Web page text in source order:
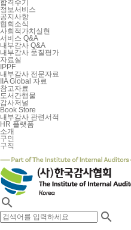
합격수기
정보서비스
공지사항
협회소식
사회적가치실현
서비스 Q&A
내부감사 Q&A
내부감사 품질평가
자료실
IPPF
내부감사 전문자료
IIA Global 자료
참고자료
도서간행물
감사저널
Book Store
내부감사 관련서적
HR 플랫폼
소개
구인
구직

